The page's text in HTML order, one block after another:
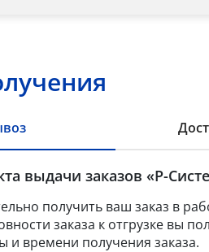
выдачи заказов «Р-
получить ваш заказ в
заказа к отгрузке вы
и времени получения заказа.